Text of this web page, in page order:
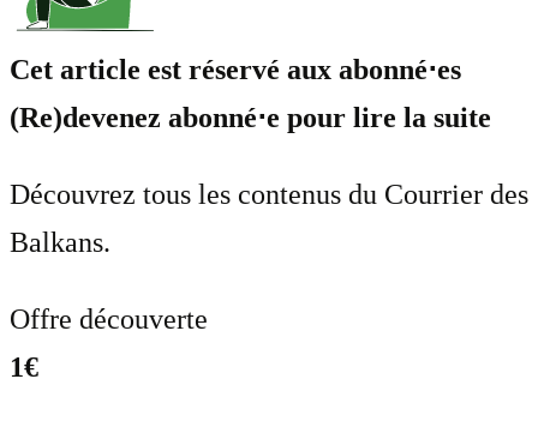
Cet article est réservé aux abonné⋅es
(Re)devenez abonné⋅e pour lire la suite
Découvrez tous les contenus du Courrier des
Balkans.
Offre découverte
1€